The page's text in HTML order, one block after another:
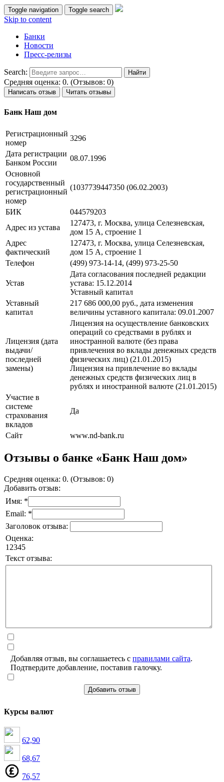
Toggle navigation Toggle search
Skip to content
Банки
Новости
Пресс-релизы
Search:
Средняя оценка: 0. (Отзывов: 0)
Написать отзыв Читать отзывы
Банк Наш дом
Регистрационный
номер
3296
Дата регистрации
Банком России
08.07.1996
Основной
государственный
регистрационный
номер
(1037739447350 (06.02.2003)
БИК
044579203
Адрес из устава
127473, г. Москва, улица Селезневская,
дом 15 А, строение 1
Адрес
фактический
127473, г. Москва, улица Селезневская,
дом 15 А, строение 1
Телефон
(499) 973-14-14, (499) 973-25-50
Устав
Дата согласования последней редакции
устава: 15.12.2014
Уставный капитал
Уставный
капитал
217 686 000,00 руб., дата изменения
величины уставного капитала: 09.01.2007
Лицензия (дата
выдачи/
последней
замены)
Лицензия на осуществление банковских
операций со средствами в рублях и
иностранной валюте (без права
привлечения во вклады денежных средств
физических лиц) (21.01.2015)
Лицензия на привлечение во вклады
денежных средств физических лиц в
рублях и иностранной валюте (21.01.2015)
Участие в
системе
страхования
вкладов
Да
Сайт www.nd-bank.ru
Отзывы о банке «Банк Наш дом»
Средняя оценка: 0. (Отзывов: 0)
Добавить отзыв:
Имя: *
Email: *
Заголовок отзыва:
Оценка:
1 2345
Текст отзыва:
Добавляя отзыв, вы соглашаетесь с правилами сайта.
Подтвердите добавление, поставив галочку.
Добавить отзыв
Курсы валют
62,90
68,67
76,57